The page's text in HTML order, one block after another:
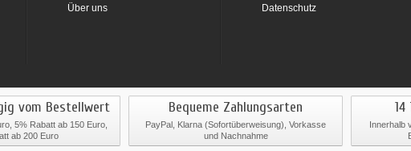
Über uns
Datenschutz
vom Bestellwert
5% Rabatt ab 150 Euro,
ab 200 Euro
Bequeme Zahlungsarten
PayPal, Klarna (Sofortüberweisung), Vorkasse
und Nachnahme
14
Innerhalb